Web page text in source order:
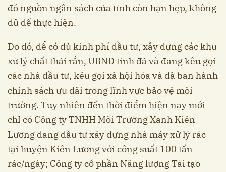
đó nguồn ngân sách của tỉnh còn hạn hẹp, không
đủ để thực hiện.
Do đó, để có đủ kinh phí đầu tư, xây dựng các khu
xử lý chất thải rắn, UBND tỉnh đã và đang kêu gọi
các nhà đầu tư, kêu gọi xã hội hóa và đã ban hành
chính sách ưu đãi trong lĩnh vực bảo vệ môi
trường. Tuy nhiên đến thời điểm hiện nay mới
chỉ có Công ty TNHH Môi Trường Xanh Kiên
Lương đang đầu tư xây dựng nhà máy xử lý rác
tại huyện Kiên Lương với công suất 100 tấn
rác/ngày; Công ty cổ phần Năng lượng Tái tạo